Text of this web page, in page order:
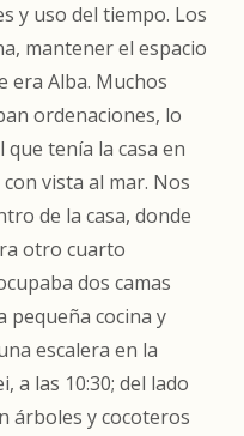
y uso del tiempo. Los
mantener el espacio
era Alba. Muchos
ordenaciones, lo
que tenía la casa en
vista al mar. Nos
de la casa, donde
otro cuarto
dos camas
pequeña cocina y
escalera en la
a las 10:30; del lado
árboles y cocoteros